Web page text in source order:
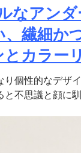
なアン
繊細か
とカラー
り個性的なデザ
と不思議と顔に